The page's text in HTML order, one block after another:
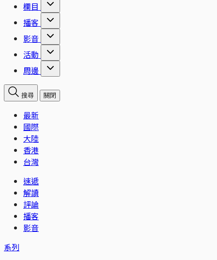
欄目
播客
影音
活動
周邊
搜尋 關閉
最新
國際
大陸
香港
台灣
速遞
解讀
評論
播客
影音
系列